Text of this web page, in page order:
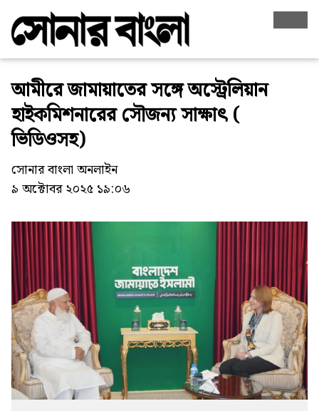
আমীরে জামায়াতের সঙ্গে অস্ট্রেলিয়ান
হাইকমিশনারের সৌজন্য সাক্ষাৎ (
ভিডিওসহ)
সোনার বাংলা অনলাইন
৯ অক্টোবর ২০২৫ ১৯:০৬